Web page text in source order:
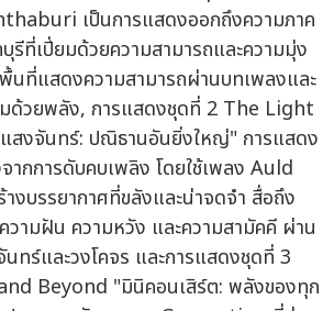
เป็นการแสดงออกถึงความภาค
รีที่เปี่ยมด้วยความสามารถและความมุ่ง
พื้นที่แสดงความสามารถผ่านบทเพลงและ
มด้วยพลัง, การแสดงชุดที่ 2 The Light
งจันทร์: ปณิธานอันยิ่งใหญ่" การแสดง
ากการดับคบเพลิง โดยใช้เพลง Auld
งบรรยากาศที่ขลังและน่าจดจำ สื่อถึง
ามฝัน ความหวัง และความสามัคคี ผ่าน
ร์และวงโคจร และการแสดงชุดที่ 3
Beyond "มินิคอนเสิร์ต: พลังของทุก